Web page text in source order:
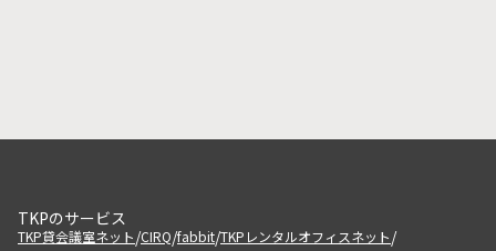
TKPのサービス
TKP貸会議室ネット/CIRQ/fabbit/TKPレンタルオフィスネット/